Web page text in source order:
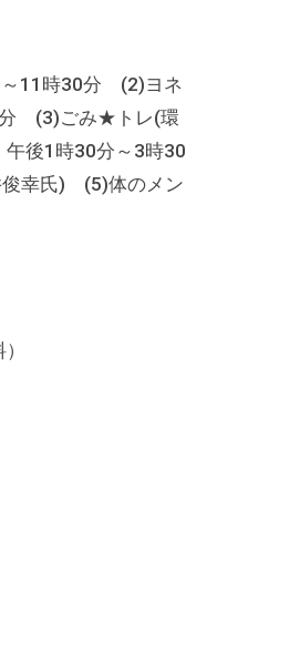
～11時30分 (2)ヨネ
分 (3)ごみ★トレ(環
後1時30分～3時30
俊幸氏) (5)体のメン